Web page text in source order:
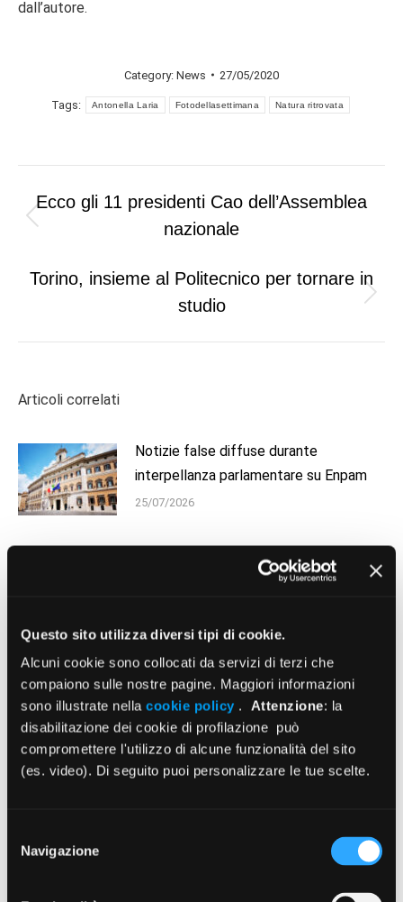
Questo sito utilizza diversi tipi di cookie.
Alcuni cookie sono collocati da servizi di terzi che
compaiono sulle nostre pagine. Maggiori informazioni
sono illustrate nella cookie policy . Attenzione: la
disabilitazione dei cookie di profilazione può
compromettere l'utilizzo di alcune funzionalità del sito
(es. video). Di seguito puoi personalizzare le tue scelte.
delNavigazione
dall’autore.
Category: News 27/05/2020
Tags: Antonella Laria Fotodellasettimana Natura ritrovata
navigation
Previous
Ecco gli 11 presidenti Cao dell’Assemblea
nazionale
Next
Torino, insieme al Politecnico per tornare in
studio
Articoli correlati
Notizie false diffuse durante
interpellanza parlamentare su Enpam
25/07/2026
Borse di studio per l’università e per la
retta dei collegi di merito
Enpam: oltre 600 borse per figli e orfani
di medici e odontoiatri
17/07/2026
Enpam: borse di studio per i collegi
Il Cda delibera investimenti sull’Italia